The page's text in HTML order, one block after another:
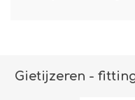
Gietijzeren -